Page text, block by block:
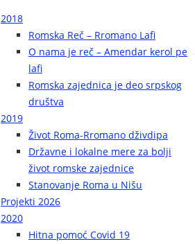
2018
Romska Reč – Rromano Lafi
O nama je reč – Amendar kerol pe
lafi
Romska zajednica je deo srpskog
društva
2019
Život Roma-Rromano dživdipa
Državne i lokalne mere za bolji
život romske zajednice
Stanovanje Roma u Nišu
Projekti 2026
2020
Hitna pomoć Covid 19